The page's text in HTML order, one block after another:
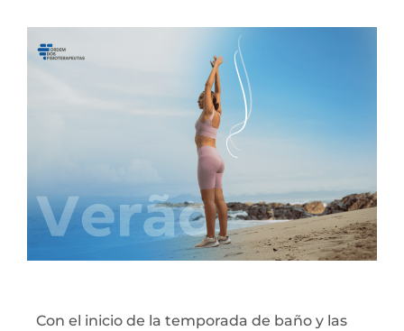
Con el inicio de la temporada de baño y las